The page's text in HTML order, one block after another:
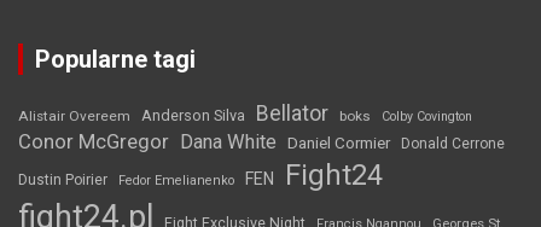
Popularne tagi
Alistair Overeem Anderson Silva Bellator boks Colby Covington
Conor McGregor Dana White Daniel Cormier Donald Cerrone
Dustin Poirier Fedor Emelianenko FEN Fight24
fight24.pl Fight Exclusive Night